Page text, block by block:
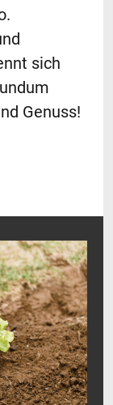
sich
Genuss!